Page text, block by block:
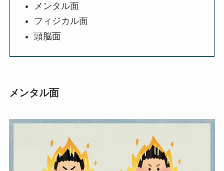
メンタル面
フィジカル面
頭脳面
メンタル面